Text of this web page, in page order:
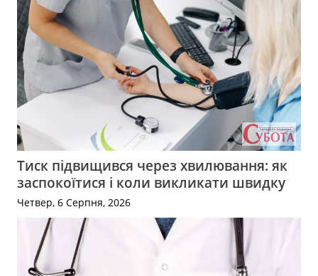
Тиск підвищився через хвилювання: як
заспокоїтися і коли викликати швидку
Четвер, 6 Серпня, 2026